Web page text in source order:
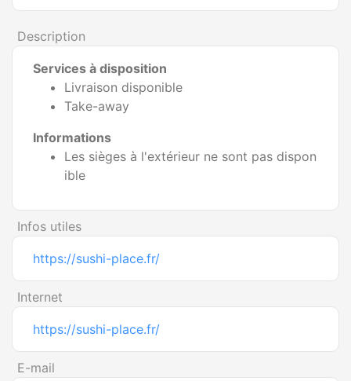
Description
Services à disposition
Livraison disponible
Take-away
Informations
Les sièges à l'extérieur ne sont pas dispon
ible
Infos utiles
https://sushi-place.fr/
Internet
https://sushi-place.fr/
E-mail